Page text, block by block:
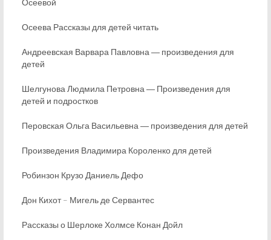
Осеевой
Осеева Рассказы для детей читать
Андреевская Варвара Павловна ― произведения для
детей
Шелгунова Людмила Петровна ― Произведения для
детей и подростков
Перовская Ольга Васильевна ― произведения для детей
Произведения Владимира Короленко для детей
Робинзон Крузо Даниель Дефо
Дон Кихот – Мигель де Сервантес
Рассказы о Шерлоке Холмсе Конан Дойл